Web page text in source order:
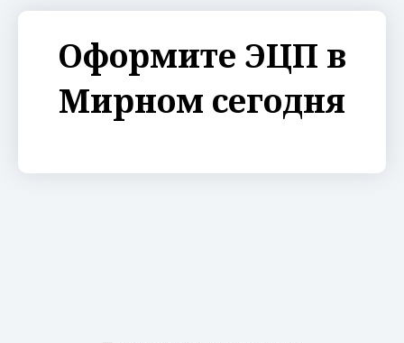
Оформите ЭЦП в
Мирном сегодня